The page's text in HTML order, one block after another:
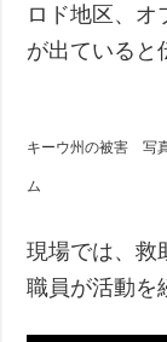
ロド地区、オ
が出ていると
キーウ州の被害 写
ム
現場では、救
職員が活動を